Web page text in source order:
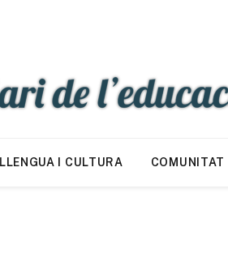
LLENGUA I CULTURA COMUNITAT